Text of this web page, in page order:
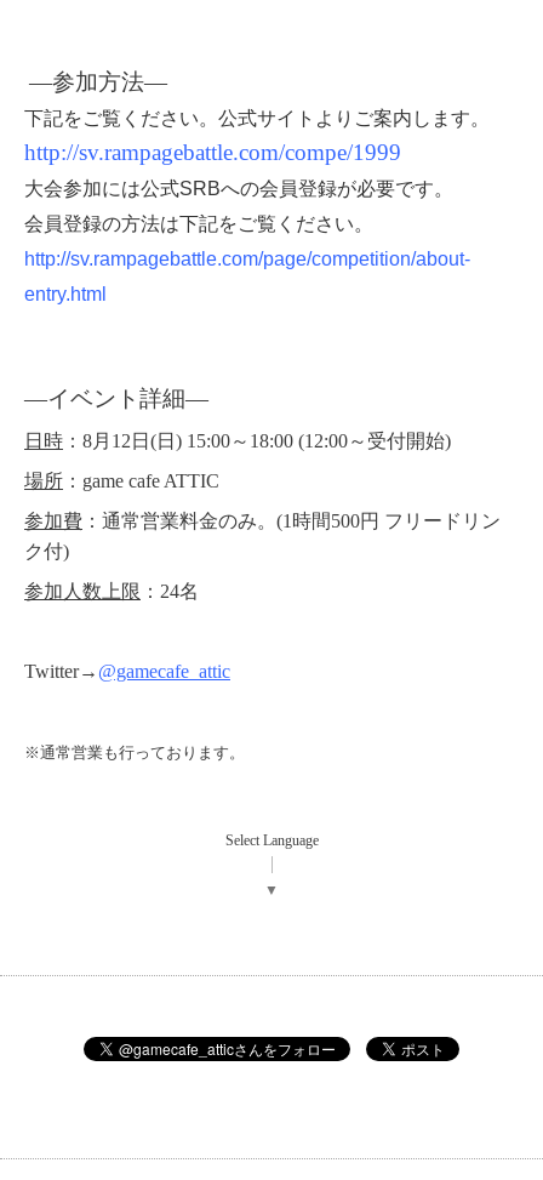
―参加方法―
下記をご覧ください。公式サイトよりご案内します。
http://sv.rampagebattle.com/compe/1999
大会参加には公式SRBへの会員登録が必要です。
会員登録の方法は下記をご覧ください。
http://sv.rampagebattle.com/page/competition/about-
entry.html
―イベント詳細―
日時 ：8月12日(日) 15:00～18:00 (12:00～受付開始)
場所 ：game cafe ATTIC
参加費 ：通常営業料金のみ。(1時間500円 フリードリン
ク付)
参加人数上限 ：24名
Twitter→ @gamecafe_attic
※通常営業も行っております。
Select Language
▼